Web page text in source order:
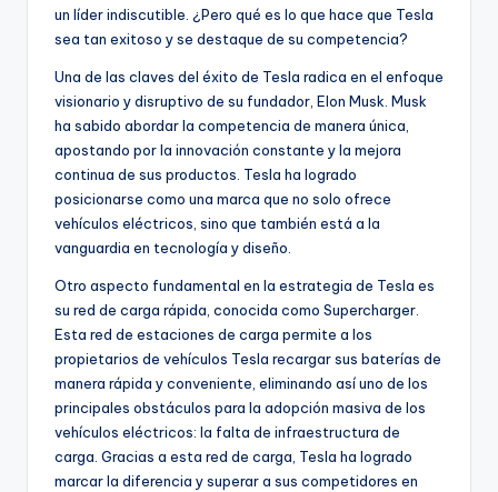
un líder indiscutible. ¿Pero qué es lo que hace que Tesla
sea tan exitoso y se destaque de su competencia?
Una de las claves del éxito de Tesla radica en el enfoque
visionario y disruptivo de su fundador, Elon Musk. Musk
ha sabido abordar la competencia de manera única,
apostando por la innovación constante y la mejora
continua de sus productos. Tesla ha logrado
posicionarse como una marca que no solo ofrece
vehículos eléctricos, sino que también está a la
vanguardia en tecnología y diseño.
Otro aspecto fundamental en la estrategia de Tesla es
su red de carga rápida, conocida como Supercharger.
Esta red de estaciones de carga permite a los
propietarios de vehículos Tesla recargar sus baterías de
manera rápida y conveniente, eliminando así uno de los
principales obstáculos para la adopción masiva de los
vehículos eléctricos: la falta de infraestructura de
carga. Gracias a esta red de carga, Tesla ha logrado
marcar la diferencia y superar a sus competidores en